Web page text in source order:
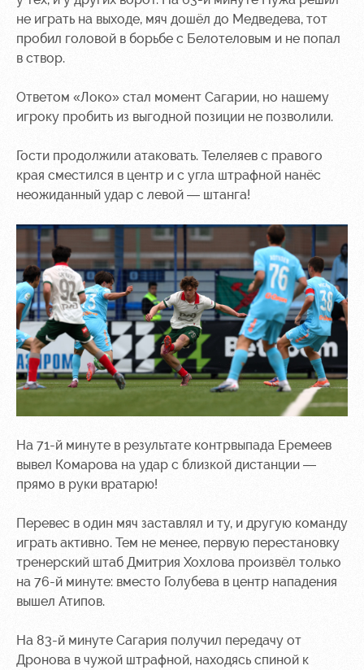
не играть на выходе, мяч дошёл до Медведева, тот
пробил головой в борьбе с Белотеловым и не попал
в створ.
Ответом «Локо» стал момент Сагарии, но нашему
игроку пробить из выгодной позиции не позволили.
Гости продолжили атаковать. Телеляев с правого
края сместился в центр и с угла штрафной нанёс
неожиданный удар с левой — штанга!
На 71-й минуте в результате контрвыпада Еремеев
вывел Комарова на удар с близкой дистанции —
прямо в руки вратарю!
Перевес в один мяч заставлял и ту, и другую команду
играть активно. Тем не менее, первую перестановку
тренерский штаб Дмитрия Хохлова произвёл только
на 76-й минуте: вместо Голубева в центр нападения
вышел Атипов.
На 83-й минуте Сагария получил передачу от
Дронова в чужой штрафной, находясь спиной к